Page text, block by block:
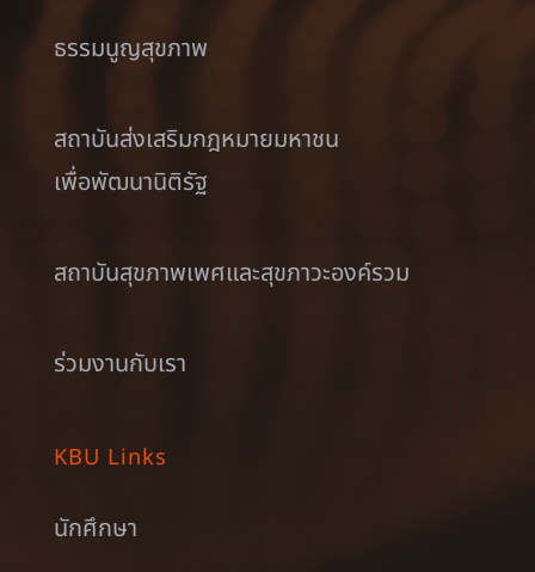
ธรรมนูญสุขภาพ
สถาบันส่งเสริมกฎหมายมหาชน
เพื่อพัฒนานิติรัฐ
สถาบันสุขภาพเพศและสุขภาวะองค์รวม
ร่วมงานกับเรา
KBU Links
นักศึกษา